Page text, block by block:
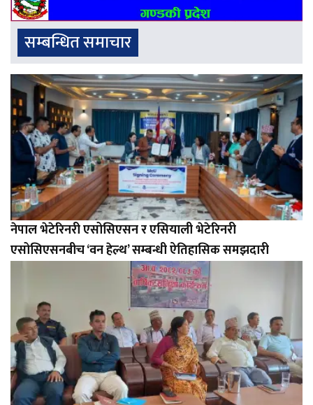
सम्बन्धित समाचार
नेपाल भेटेरिनरी एसोसिएसन र एसियाली भेटेरिनरी
एसोसिएसनबीच ‘वन हेल्थ’ सम्बन्धी ऐतिहासिक समझदारी